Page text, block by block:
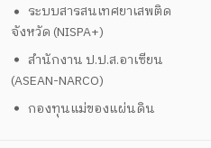
ระบบสารสนเทศยาเสพติด
จังหวัด (NISPA+)
สำนักงาน ป.ป.ส.อาเซียน
(ASEAN-NARCO)
กองทุนแม่ของแผ่นดิน